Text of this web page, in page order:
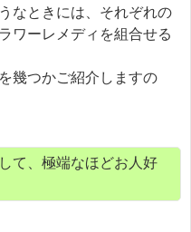
なときには、それぞれの
ワーレメディを組合せる
幾つかご紹介しますの
て、極端なほどお人好